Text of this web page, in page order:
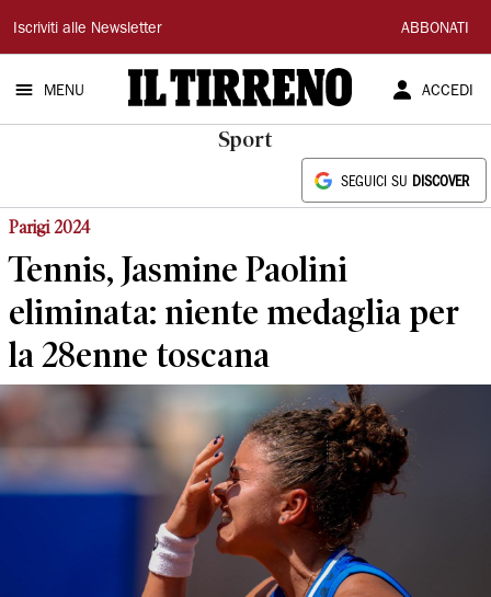
Il
Tirreno
Iscriviti alle Newsletter ABBONATI
MENU ACCEDI
Sport
SEGUICI SU DISCOVER
Parigi 2024
Tennis, Jasmine Paolini
eliminata: niente medaglia per
la 28enne toscana